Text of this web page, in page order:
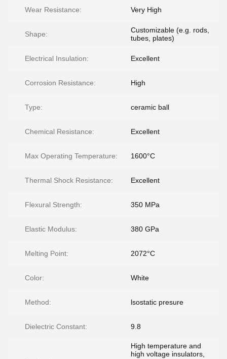
Wear Resistance: Very High
Shape:
Customizable (e.g. rods,
tubes, plates)
Electrical Insulation: Excellent
Corrosion Resistance: High
Type: ceramic ball
Chemical Resistance: Excellent
Max Operating Temperature: 1600°C
Thermal Shock Resistance: Excellent
Flexural Strength: 350 MPa
Elastic Modulus: 380 GPa
Melting Point: 2072°C
Color: White
Method: lsostatic presure
Dielectric Constant: 9.8
High temperature and
high voltage insulators,